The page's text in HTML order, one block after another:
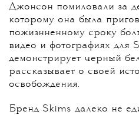
Джонсон помиловали за
которому она была
пожизнненному сроку
видео и фотографиях для
демонстрирует черный
рассказывает о своей
освобождения.
Бренд Skims далеко не